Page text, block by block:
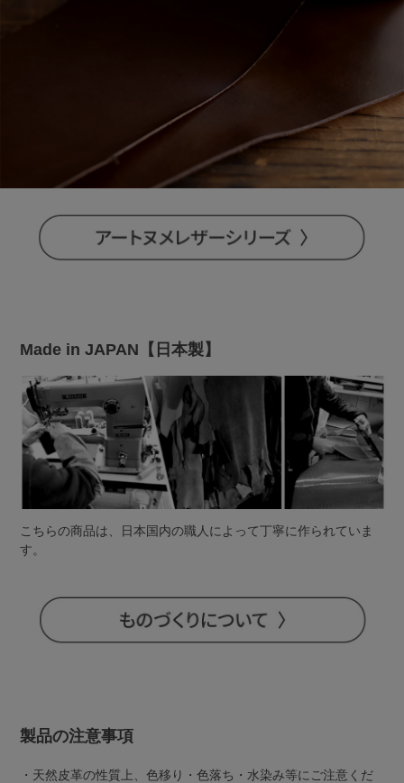
Made in JAPAN【日本製】
こちらの商品は、日本国内の職人によって丁寧に作られていま
す。
製品の注意事項
・天然皮革の性質上、色移り・色落ち・水染み等にご注意くだ